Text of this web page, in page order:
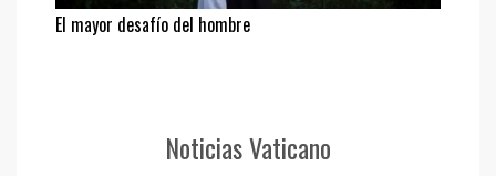
El mayor desafío del hombre
Noticias Vaticano